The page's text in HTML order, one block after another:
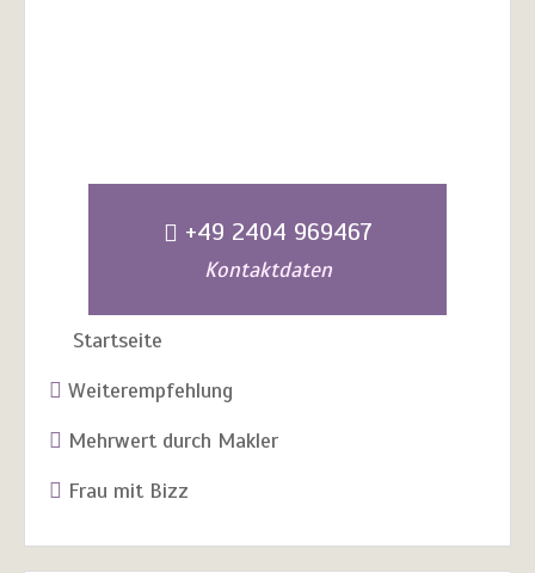
+49 2404 969467
Kontaktdaten
Startseite
Weiterempfehlung
Mehrwert durch Makler
Frau mit Bizz